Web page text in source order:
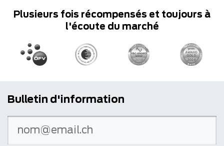
Plusieurs fois récompensés et toujours à
l'écoute du marché
Bulletin d'information